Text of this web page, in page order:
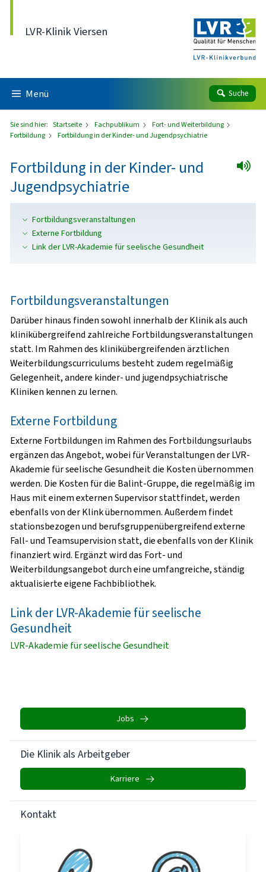
LVR-Klinik Viersen
Menü Suche
Sie sind hier: Startseite Fachpublikum
Fort- und Weiterbildung
Fortbildung
Fortbildung in der Kinder- und Jugendpsychiatrie
Fortbildung in der Kinder- und
Jugendpsychiatrie
Fortbildungsveranstaltungen
Externe Fortbildung
Link der LVR-Akademie für seelische Gesundheit
Fortbildungsveranstaltungen
Darüber hinaus finden sowohl innerhalb der Klinik als auch
klinikübergreifend zahlreiche Fortbildungsveranstaltungen
statt. Im Rahmen des klinikübergreifenden ärztlichen
Weiterbildungscurriculums besteht zudem regelmäßig
Gelegenheit, andere kinder- und jugendpsychiatrische
Kliniken kennen zu lernen.
Externe Fortbildung
Externe Fortbildungen im Rahmen des Fortbildungsurlaubs
ergänzen das Angebot, wobei für Veranstaltungen der LVR-
Akademie für seelische Gesundheit die Kosten übernommen
werden. Die Kosten für die Balint-Gruppe, die regelmäßig im
Haus mit einem externen Supervisor stattfindet, werden
ebenfalls von der Klink übernommen. Außerdem findet
stationsbezogen und berufsgruppenübergreifend externe
Fall- und Teamsupervision statt, die ebenfalls von der Klinik
finanziert wird. Ergänzt wird das Fort- und
Weiterbildungsangebot durch eine umfangreiche, ständig
aktualisierte eigene Fachbibliothek.
Link der LVR-Akademie für seelische
Gesundheit
LVR-Akademie für seelische Gesundheit
Jobs
Die Klinik als Arbeitgeber
Karriere
Kontakt